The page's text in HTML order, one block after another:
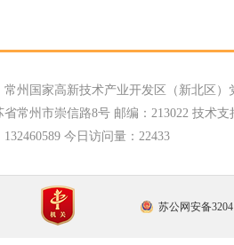
常州国家高新技术产业开发区（新北区）
常州市崇信路8号 邮编：213022 技术支
132460589 今日访问量： 22433
苏公网安备